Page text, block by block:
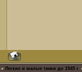
» Легкие и малые танки до 1945 г.